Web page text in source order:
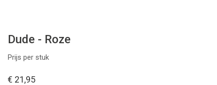
Dude - Roze
Prijs per stuk
€ 21,95